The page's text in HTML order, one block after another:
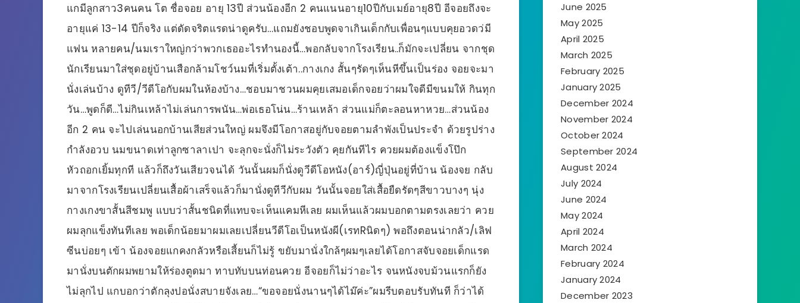
แกมีลูกสาว3คนคน โต ชื่อจอย อายุ 13ปี ส่วนน้องอีก 2 คนแนนอายุ10ปีกับเมย์อายุ8ปี อีจอยถึงจะ
อายุแค่ 13-14 ปีก็จริง แต่ดัดจริตแรดน่าดูครับ…แถมยังชอบพูดจาเกินเด็กกับเพื่อนๆแบบคุยอวดว่มี
แฟน หลายคน/นมเราใหญ่กว่าพวกเธออะไรทำนองนี้…พอกลับจากโรงเรียน..ก็มักจะเปลี่ยน จากชุด
นักเรียนมาใส่ชุดอยู่บ้านเสือกล้ามโชว์นมที่เริ่มตั้งเต้า..กางเกง สั้นๆรัดๆเห็นหีขึ้นเป็นร่อง จอยจะมา
นั่งเล่นบ้าง ดูทีวี/วีดีโอกับผมในห้องบ้าง…ชอบมาชวนผมคุยเสมอเด็กจอยว่าผมใจดีมีขนมให้ กินทุก
วัน…พูดก็ดี…ไม่กินเหล้าไม่เล่นการพนัน…พ่อเธอโน่น…ร้านเหล้า ส่วนแม่ก็ตะลอนหาหวย…ส่วนน้อง
อีก 2 คน จะไปเล่นนอกบ้านเสียส่วนใหญ่ ผมจึงมีโอกาสอยู่กับจอยตามลำพังเป็นประจำ ด้วยรูปร่าง
กำลังอวบ นมขนาดเท่าลูกซาลาเปา จะลุกจะนั่งก็ไม่ระวังตัว คุยกันทีไร ควยผมต้องแข็งโป๊ก
หัวถอกเยิ้มทุกที แล้วก็ถึงวันเสียวจนได้ วันนั้นผมก็นั่งดูวีดีโอหนัง(อาร์)ญี่ปุ่นอยู่ที่บ้าน น้องจย กลับ
มาจากโรงเรียนเปลี่ยนเสื้อผ้าเสร็จแล้วก็มานั่งดูทีวีกับผม วันนั้นจอยใส่เสื้อยืดรัดๆสีขาวบางๆ นุ่ง
กางเกงขาสั้นสีชมพู แบบว่าสั้นชนิดที่แทบจะเห็นแคมหีเลย ผมเห็นแล้วผมบอกตามตรงเลยว่า ควย
ผมลุกแข็งทันทีเลย พอเด็กน้อยมาผมเลยเปลี่ยนวีดีโอเป็นหนังผี(เรทRนิดๆ) พอถึงตอนน่ากลัว/เลิฟ
ซีนบ่อยๆ เข้า น้องจอยแกคงกลัวหรือเสี้ยนก็ไม่รู้ ขยับมานั่งใกล้ๆผมๆเลยได้โอกาสจับจอยเด็กแรด
มานั่งบนตักผมพยามให้ร่องตูดมา ทาบทับบนท่อนควย อีจอยก็ไม่ว่าอะไร จนหนังจบม้วนแรกก็ยัง
ไม่ลุกไป แกบอกว่าตักลุงปอนั่งสบายจังเลย…“ขอจอยนั่งนานๆได้ไม๊ค่ะ”ผมรีบตอบรับทันที ก็ว่าได้
June 2025
May 2025
April 2025
March 2025
February 2025
January 2025
December 2024
November 2024
October 2024
September 2024
August 2024
July 2024
June 2024
May 2024
April 2024
March 2024
February 2024
January 2024
December 2023